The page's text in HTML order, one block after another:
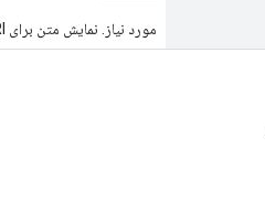
مورد نیاز. نمایش متن برای URI